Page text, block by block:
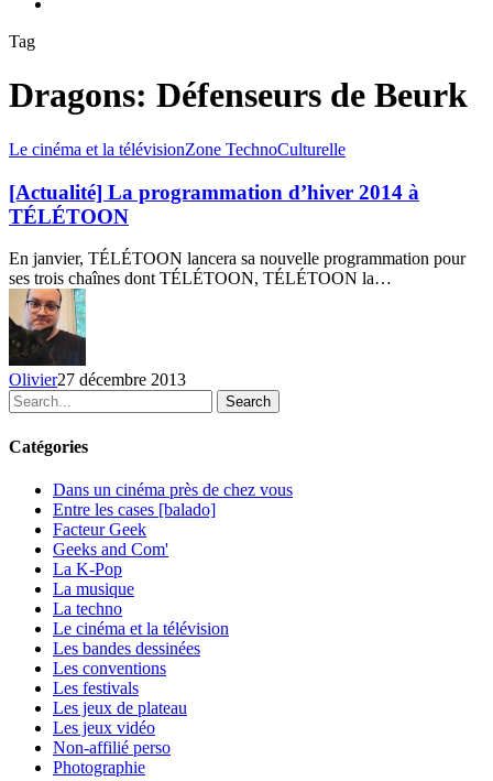
Tag
Dragons: Défenseurs de Beurk
[Actualité]
programmation
d’hiver
2014
TÉLÉTOON
Le cinéma et la télévisionZone TechnoCulturelle
[Actualité] La programmation d’hiver 2014 à
TÉLÉTOON
En janvier, TÉLÉTOON lancera sa nouvelle programmation pour
ses trois chaînes dont TÉLÉTOON, TÉLÉTOON la…
Olivier27 décembre 2013
Search
Catégories
Dans un cinéma près de chez vous
Entre les cases [balado]
Facteur Geek
Geeks and Com'
La K-Pop
La musique
La techno
Le cinéma et la télévision
Les bandes dessinées
Les conventions
Les festivals
Les jeux de plateau
Les jeux vidéo
Non-affilié perso
Photographie